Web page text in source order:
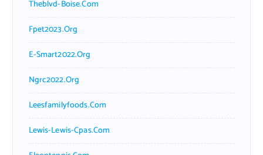
Theblvd-Boise.com
Fpet2023.org
E-Smart2022.org
Ngrc2022.org
Leesfamilyfoods.com
Lewis-Lewis-Cpas.com